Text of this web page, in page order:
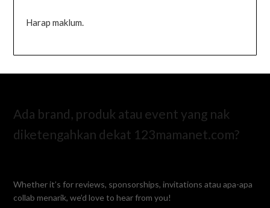
Harap maklum.
Ada brand, produk atau event yang nak
diketengahkan dekat 123mamanet.com?
Whether it’s for reviews, sponsorships, invitations atau apa-apa
collab menarik, we’d love to hear from you!